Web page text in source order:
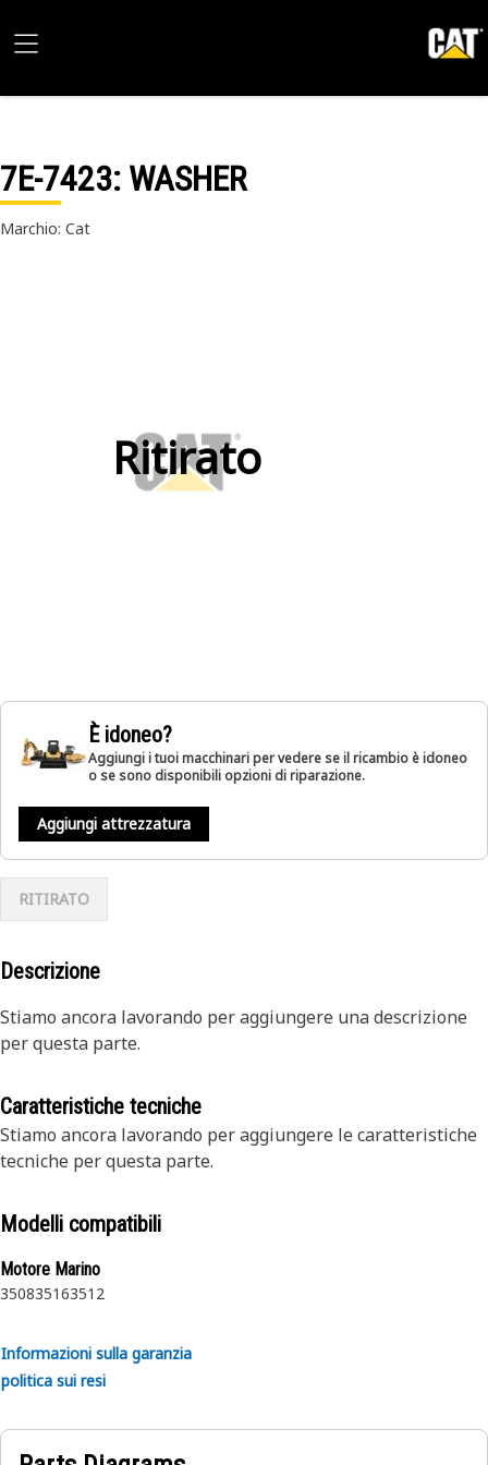
7E-7423: WASHER
Marchio: Cat
Ritirato
È idoneo?
Aggiungi i tuoi macchinari per vedere se il ricambio è idoneo
o se sono disponibili opzioni di riparazione.
Aggiungi attrezzatura
RITIRATO
Descrizione
Stiamo ancora lavorando per aggiungere una descrizione
per questa parte.
Caratteristiche tecniche
Stiamo ancora lavorando per aggiungere le caratteristiche
tecniche per questa parte.
Modelli compatibili
Motore Marino
350835163512
Informazioni sulla garanzia
politica sui resi